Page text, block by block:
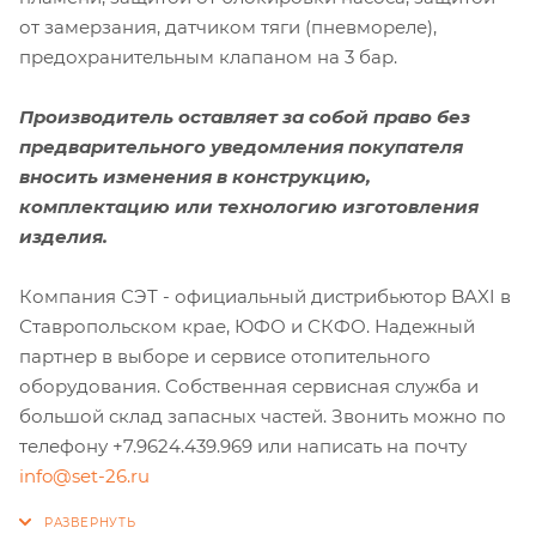
от замерзания, датчиком тяги (пневмореле),
предохранительным клапаном на 3 бар.
Производитель оставляет за собой право без
предварительного уведомления покупателя
вносить изменения в конструкцию,
комплектацию или технологию изготовления
изделия.
Компания СЭТ - официальный дистрибьютор BAXI в
Ставропольском крае, ЮФО и СКФО. Надежный
партнер в выборе и сервисе отопительного
оборудования. Собственная сервисная служба и
большой склад запасных частей. Звонить можно по
телефону +7.9624.439.969 или написать на почту
info@set-26.ru